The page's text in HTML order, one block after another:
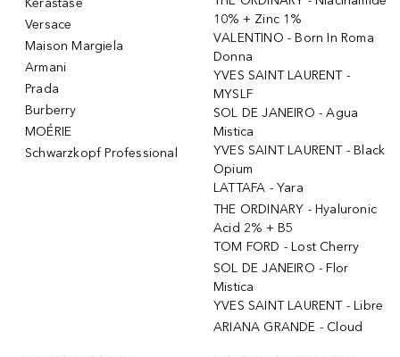
Versace
Maison Margiela
Armani
Prada
Burberry
MOÉRIE
Schwarzkopf Professional
10% + Zinc 1%
VALENTINO - Born In Roma
Donna
YVES SAINT LAURENT -
MYSLF
SOL DE JANEIRO - Agua
Mistica
YVES SAINT LAURENT - Black
Opium
LATTAFA - Yara
THE ORDINARY - Hyaluronic
Acid 2% + B5
TOM FORD - Lost Cherry
SOL DE JANEIRO - Flor
Mistica
YVES SAINT LAURENT - Libre
ARIANA GRANDE - Cloud